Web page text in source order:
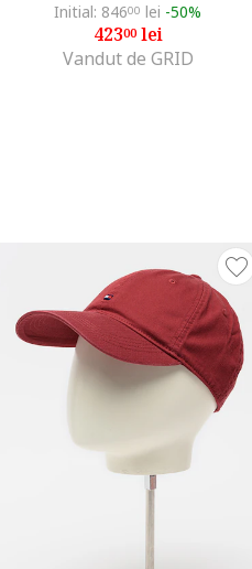
Initial: 84600 lei -50%
42300lei
Vandut de GRID